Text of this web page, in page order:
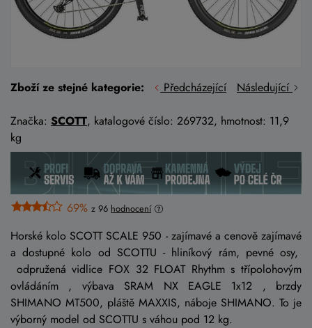
Zboží ze stejné kategorie: Předcházející Následující
Značka: SCOTT, katalogové číslo: 269732, hmotnost: 11,9
kg
69% z 96 hodnocení
Horské kolo SCOTT SCALE 950 - zajímavé a cenově zajímavé
a dostupné kolo od SCOTTU - hliníkový rám, pevné osy,
odpružená vidlice FOX 32 FLOAT Rhythm s třípolohovým
ovládáním , výbava SRAM NX EAGLE 1x12 , brzdy
SHIMANO MT500, pláště MAXXIS, náboje SHIMANO. To je
výborný model od SCOTTU s váhou pod 12 kg.